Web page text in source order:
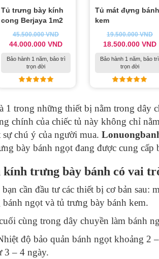
Tủ trưng bày kính
cong Berjaya 1m2
45.500.000VND
44.000.000VND
Bảo hành 1 năm, bảo trì
trọn đời
Tủ mát đựng bánh
kem
19.500.000VND
18.500.000 VND
Bảo hành 1 năm, bảo trì
trọn đời
1 trong những thiết bị nằm trong dây
chính của chiếc tủ này không chỉ
chú ý của người mua.
bày bánh ngọt đang được cung
kính trưng bày bánh có vai
cần đầu tư các thiết bị cơ bản sau:
ngọt và tủ trưng bày bánh kem.
cùng trong dây chuyền làm bánh
độ bảo quản bánh ngọt khoảng 2
3 – 4 ngày.